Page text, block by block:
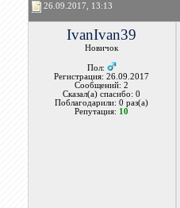
26.09.2017, 13:13
IvanIvan39
Новичок
Пол:
Регистрация: 26.09.2017
Сообщений: 2
Сказал(а) спасибо: 0
Поблагодарили: 0 раз(а)
Репутация: 10